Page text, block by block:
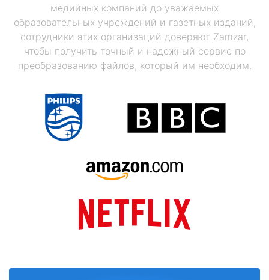
медийных компаний до уважаемых
образовательных учреждений и газетных изданий,
сотрудники этих организаций доверяют Zamzar,
чтобы получить точный и надежный сервис по
преобразованию файлов, который им необходим.